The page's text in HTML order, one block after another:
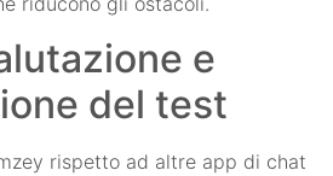
e
del test
rispetto ad altre app di chat